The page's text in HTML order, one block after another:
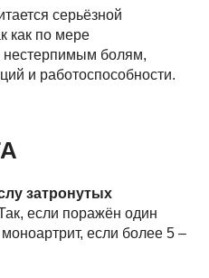
серьёзной
как по мере
нестерпимым болям,
и работоспособности.
затронутых
если поражён один
если более 5 –